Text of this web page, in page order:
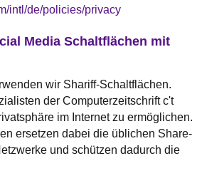
intl/de/policies/privacy
Media Schaltflächen mit
wir Shariff-Schaltflächen.
der Computerzeitschrift c't
im Internet zu ermöglichen.
ersetzen dabei die üblichen Share-
und schützen dadurch die